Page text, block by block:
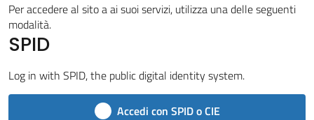
Servizi
il
Per accedere al sito a ai suoi servizi, utilizza una delle seguenti
modalità.
SPID
Log in with SPID, the public digital identity system.
Accedi con SPID o CIE